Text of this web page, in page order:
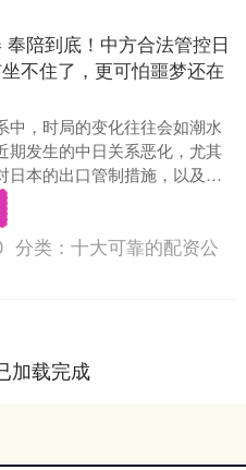
奉陪到底！中方合法管控日
不住了，更可怕噩梦还在
中，时局的变化往往会如潮水
期发生的中日关系恶化，尤其
日本的出口管制措施，以及日
的严重人口危机，揭示了一个
与国....
分类： 十大可靠的配资公
加载完成